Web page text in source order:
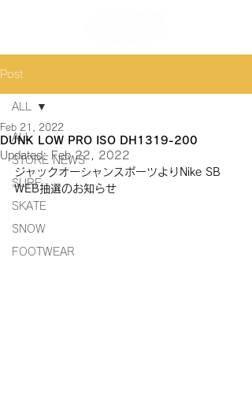
Post
ALL
STORE NEWS
SURF
SKATE
SNOW
FOOTWEAR
ALL
DUNK LOW PRO ISO DH1319-200
Feb 21, 2022
Updated: Feb 22, 2022
ジャックオーシャンスポーツよりNike SB
WEB抽選のお知らせ